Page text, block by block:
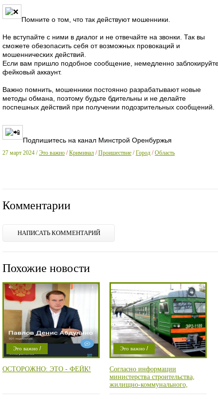
Помните о том, что так действуют мошенники.
Не вступайте с ними в диалог и не отвечайте на звонки. Так вы
сможете обезопасить себя от возможных провокаций и
мошеннических действий.
Если вам пришло подобное сообщение, немедленно
фейковый аккаунт.
Важно помнить, мошенники постоянно разрабатывают новые
методы обмана, поэтому будьте бдительны и не делайте
поспешных действий при получении подозрительных сообщений.
Подпишитесь на канал Минстрой Оренбуржья
27 март 2024 / Это важно /Криминал /Проишествие /Город /Область
Комментарии
НАПИСАТЬ КОММЕНТАРИЙ
Похожие новости
Это важно /
Криминал/
Проишествие/
ОСТОРОЖНО: ЭТО - ФЕЙК!
Это важно /
Криминал/
Мысли в слух/
Проишествие/
Город
Согласно информации
министерства строительства,
жилищно-коммунального,
дорожного хозяйства,